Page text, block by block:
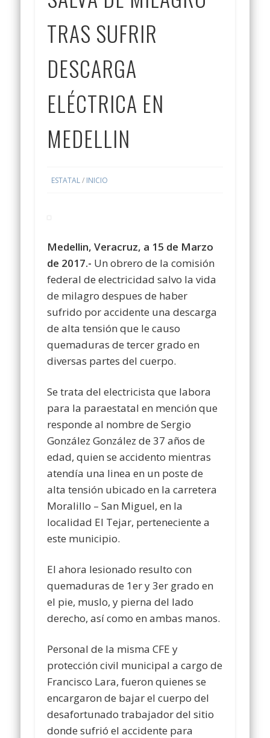
TRAS SUFRIR
DESCARGA
ELÉCTRICA EN
MEDELLIN
ESTATAL/ INICIO
Medellin, Veracruz, a 15 de Marzo
de 2017.- Un obrero de la comisión
federal de electricidad salvo la vida
de milagro despues de haber
sufrido por accidente una descarga
de alta tensión que le causo
quemaduras de tercer grado en
diversas partes del cuerpo.
Se trata del electricista que labora
para la paraestatal en mención que
responde al nombre de Sergio
González González de 37 años de
edad, quien se accidento mientras
atendía una linea en un poste de
alta tensión ubicado en la carretera
Moralillo – San Miguel, en la
localidad El Tejar, perteneciente a
este municipio.
El ahora lesionado resulto con
quemaduras de 1er y 3er grado en
el pie, muslo, y pierna del lado
derecho, así como en ambas manos.
Personal de la misma CFE y
protección civil municipal a cargo de
Francisco Lara, fueron quienes se
encargaron de bajar el cuerpo del
desafortunado trabajador del sitio
donde sufrió el accidente para